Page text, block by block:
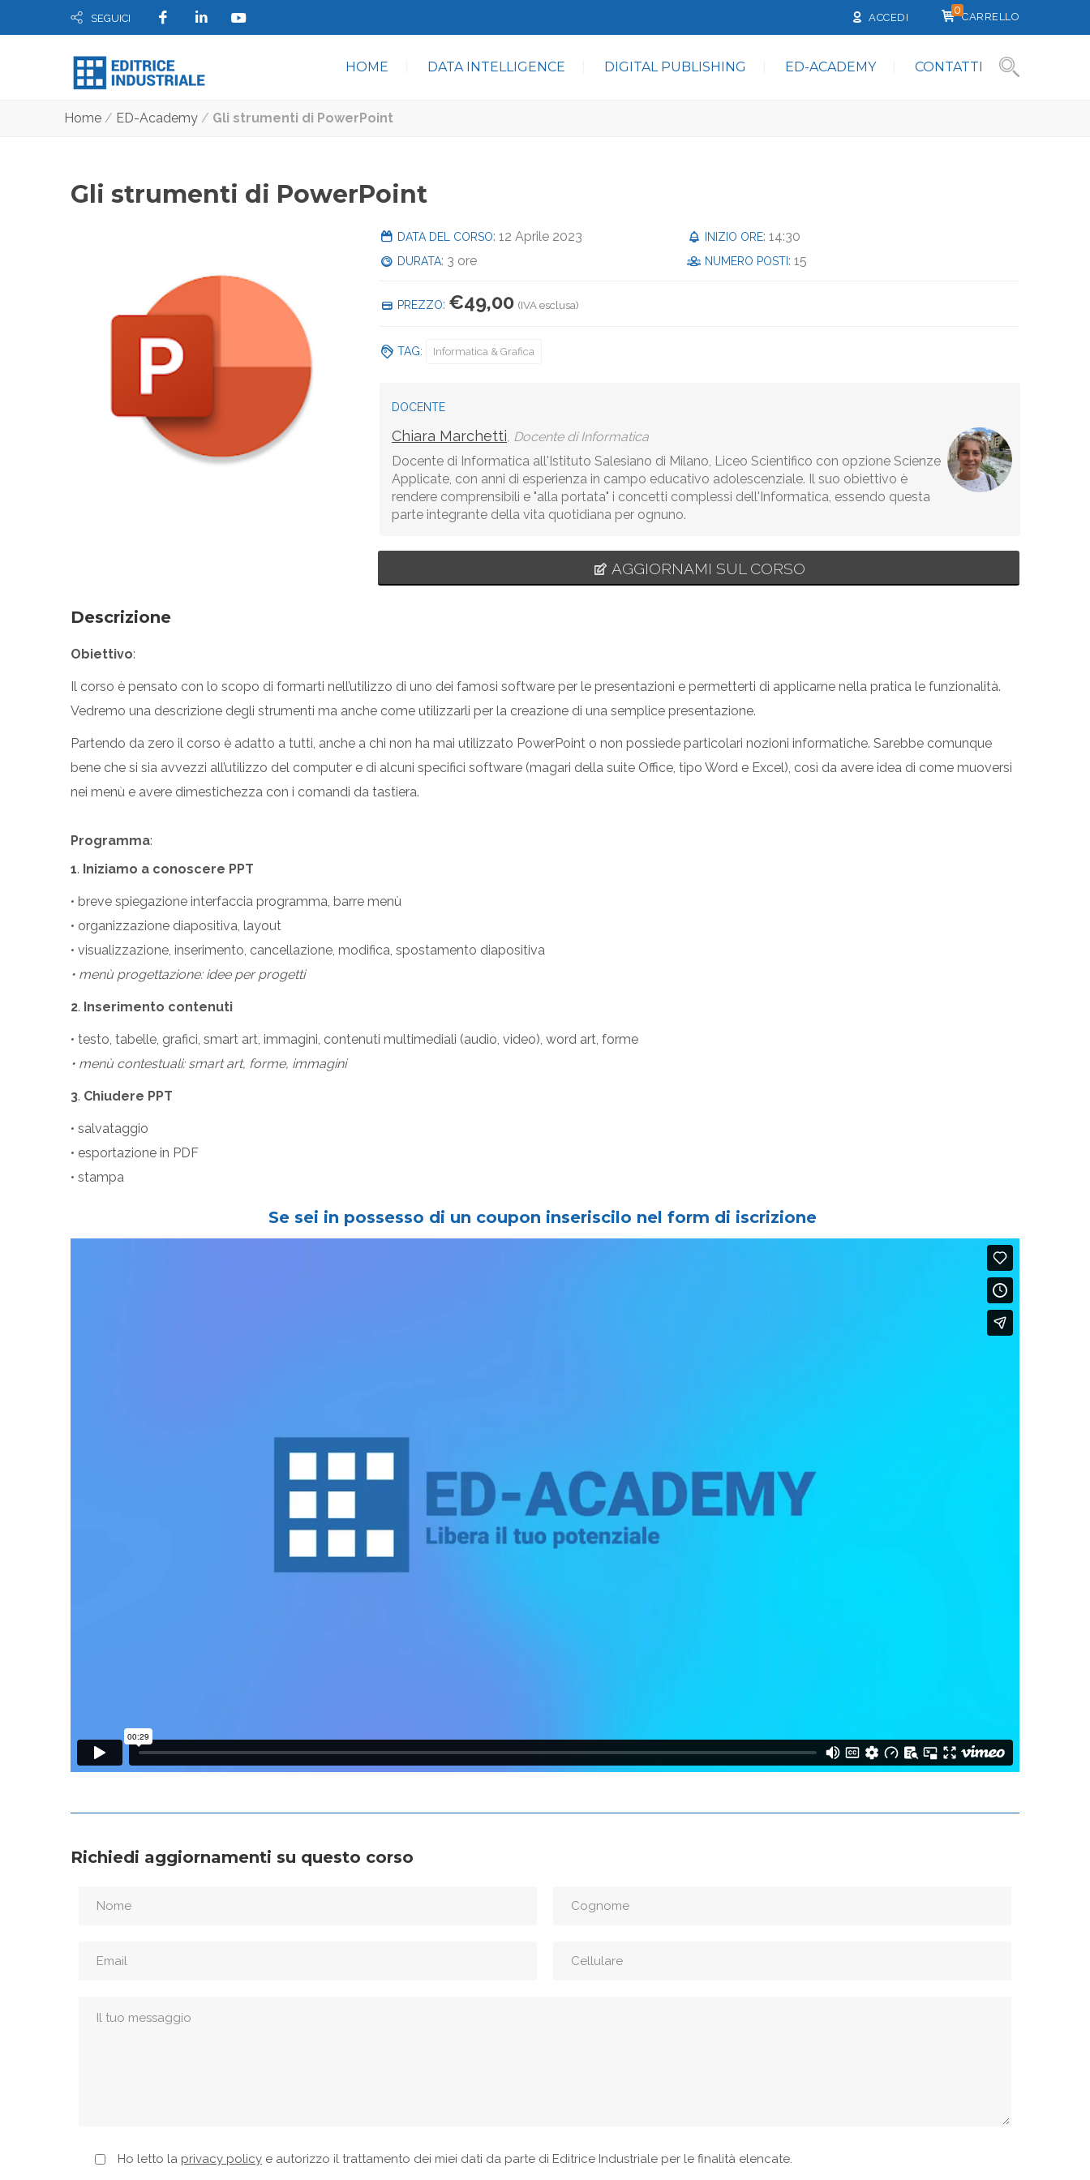
SEGUICI
0
CARRELLO
ACCEDI
HOME DATA INTELLIGENCE DIGITAL PUBLISHING ED-ACADEMY CONTATTI
Home / ED-Academy / Gli strumenti di PowerPoint
Gli strumenti di PowerPoint
DATA DEL CORSO: 12 Aprile 2023 INIZIO ORE: 14:30
DURATA: 3 ore NUMERO POSTI : 15
PREZZO: €49,00 (IVA esclusa)
TAG: Informatica & Grafica
DOCENTE
Chiara Marchetti, Docente di Informatica
Docente di Informatica all'Istituto Salesiano di Milano, Liceo Scientifico con opzione Scienze
Applicate, con anni di esperienza in campo educativo adolescenziale. Il suo obiettivo è
rendere comprensibili e "alla portata" i concetti complessi dell'Informatica, essendo questa
parte integrante della vita quotidiana per ognuno.
AGGIORNAMI SUL CORSO
Descrizione
Obiettivo:
Il corso è pensato con lo scopo di formarti nell’utilizzo di uno dei famosi software per le presentazioni e permetterti di applicarne nella pratica le funzionalità.
Vedremo una descrizione degli strumenti ma anche come utilizzarli per la creazione di una semplice presentazione.
Partendo da zero il corso è adatto a tutti, anche a chi non ha mai utilizzato PowerPoint o non possiede particolari nozioni informatiche. Sarebbe comunque
bene che si sia avvezzi all’utilizzo del computer e di alcuni specifici software (magari della suite Office, tipo Word e Excel), così da avere idea di come muoversi
nei menù e avere dimestichezza con i comandi da tastiera.
Programma:
1. Iniziamo a conoscere PPT
• breve spiegazione interfaccia programma, barre menù
• organizzazione diapositiva, layout
• visualizzazione, inserimento, cancellazione, modifica, spostamento diapositiva
• menù progettazione: idee per progetti
2. Inserimento contenuti
• testo, tabelle, grafici, smart art, immagini, contenuti multimediali (audio, video), word art, forme
• menù contestuali: smart art, forme, immagini
3. Chiudere PPT
• salvataggio
• esportazione in PDF
• stampa
Se sei in possesso di un coupon inseriscilo nel form di iscrizione
Richiedi aggiornamenti su questo corso
Ho letto la privacy policy e autorizzo il trattamento dei miei dati da parte di Editrice Industriale per le finalità elencate.